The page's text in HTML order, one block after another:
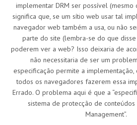
implementar DRM ser possível
significa que, se um sítio web usar tal
navegador web também a usa, ou não
parte do site (lembra-se do que
poderem ver a web? Isso deixaria de
não necessitaria de ser um
especificação permite a implementação,
todos os navegadores fazerem essa
Errado. O problema aqui é que a
sistema de protecção de conteúdos
Management”.